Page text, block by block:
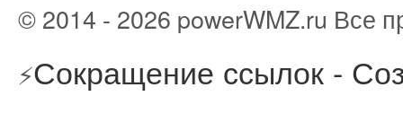
© 2014 - 2026 powerWMZ.ru Все
⚡Сокращение ссылок -